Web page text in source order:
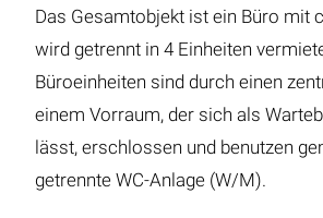
Das Gesamtobjekt ist ein Büro mit
wird getrennt in 4 Einheiten
Büroeinheiten sind durch einen
einem Vorraum, der sich als
lässt, erschlossen und benutzen
getrennte WC-Anlage (W/M).